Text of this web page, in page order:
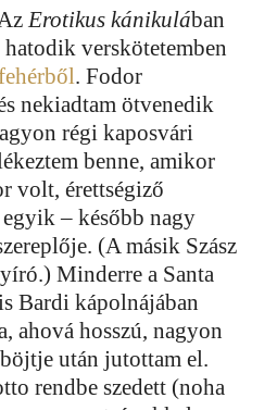
Erotikus kánikulában
verskötetemben
. Fodor
nekiadtam ötvenedik
régi kaposvári
benne, amikor
volt, érettségiző
egyik – később nagy
(A másik Szász
Minderre a Santa
Bardi kápolnájában
ahová hosszú, nagyon
után jutottam el.
rendbe szedett (noha